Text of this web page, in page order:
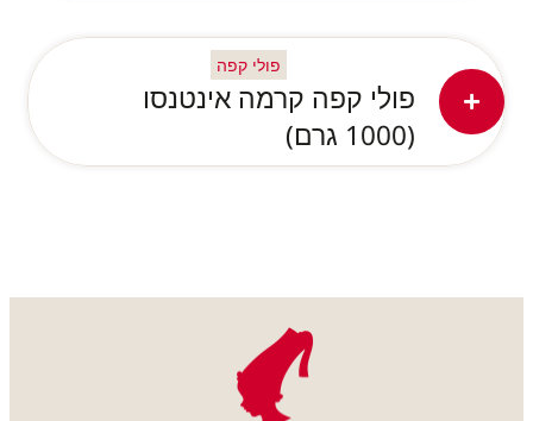
פולי קפה
פולי קפה קרמה אינטנסו
(1000 גרם)